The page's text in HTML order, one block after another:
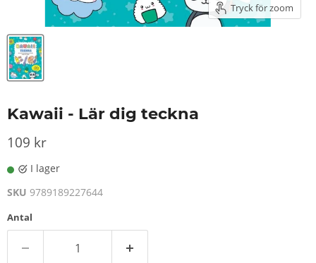
Tryck för zoom
Kawaii - Lär dig teckna
109 kr
I lager
SKU 9789189227644
Antal